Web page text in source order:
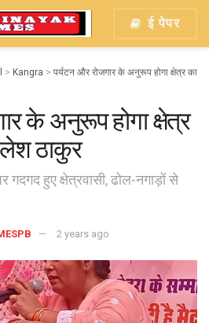
ई पेपर
> Kangra > पर्यटन और रोजगार के अनुरूप होगा क्षेत्र का
के अनुरूप होगा क्षेत्र
ठाकुर
हुए क्षेत्रवासी, ढोल-नगाड़ों से
2 years ago